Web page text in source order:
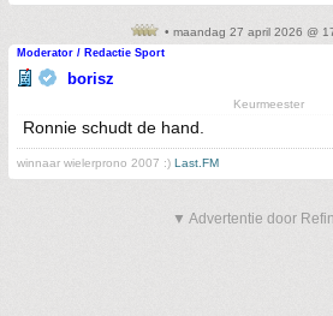
• maandag 27 april 2026 @
Moderator / Redactie Sport
borisz
Keurmeester
Ronnie schudt de hand.
winnaar wielerprono 2007 :) Last.FM
▼ Advertentie door